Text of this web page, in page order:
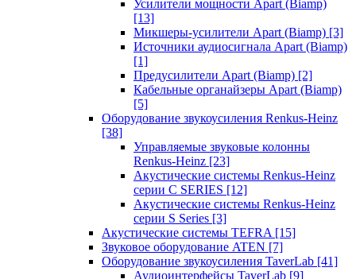
Усилители мощности Apart (Biamp)
[13]
Микшеры-усилители Apart (Biamp) [3]
Источники аудиосигнала Apart (Biamp)
[1]
Предусилители Apart (Biamp) [2]
Кабельные органайзеры Apart (Biamp)
[5]
Оборудование звукоусиления Renkus-Heinz
[38]
Управляемые звуковые колонны
Renkus-Heinz [23]
Акустические системы Renkus-Heinz
серии C SERIES [12]
Акустические системы Renkus-Heinz
серии S Series [3]
Акустические системы TEFRA [15]
Звуковое оборудование ATEN [7]
Оборудование звукоусиления TaverLab [41]
Аудиоинтерфейсы TaverLab [9]